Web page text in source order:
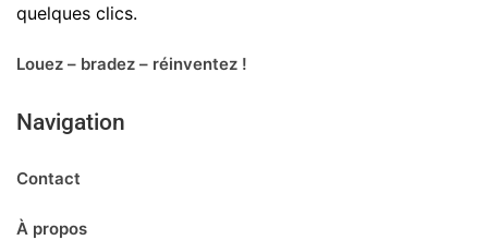
quelques clics.
Louez – bradez – réinventez !
Navigation
Contact
À propos